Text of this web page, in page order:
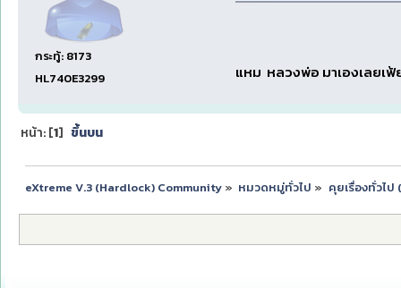
กระทู้: 8173
HL740E3299
แหม หลวงพ่อ มาเองเลยเฟ้
หน้า: [1] ขึ้นบน
eXtreme V.3 (Hardlock) Community» หมวดหมู่ทั่วไป » คุยเรื่องทั่วไป